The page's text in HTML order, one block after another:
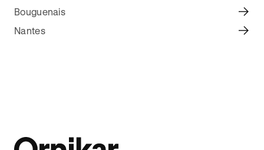
Bouguenais
Nantes